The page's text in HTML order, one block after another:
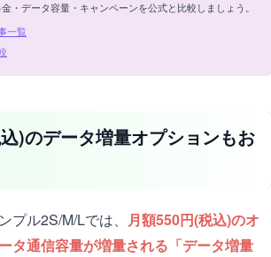
・データ容量・キャンペーンを公式と比較しましょう。
一覧
)のデータ増量オプションもお
プル2S/M/Lでは、 月額550円(税込)のオ
タ通信容量が増量される「データ増量